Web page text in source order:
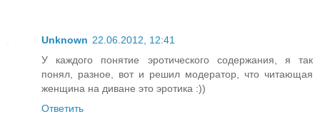
Unknown 22.06.2012, 12:41
У каждого понятие эротического содержания, я так
понял, разное, вот и решил модератор, что читающая
женщина на диване это эротика :))
Ответить